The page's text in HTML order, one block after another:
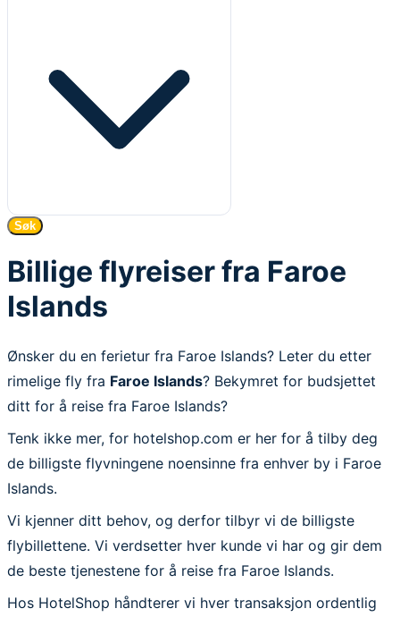
Søk
Billige flyreiser fra Faroe
Islands
Ønsker du en ferietur fra Faroe Islands? Leter du etter
rimelige fly fra Faroe Islands? Bekymret for budsjettet
ditt for å reise fra Faroe Islands?
Tenk ikke mer, for hotelshop.com er her for å tilby deg
de billigste flyvningene noensinne fra enhver by i Faroe
Islands.
Vi kjenner ditt behov, og derfor tilbyr vi de billigste
flybillettene. Vi verdsetter hver kunde vi har og gir dem
de beste tjenestene for å reise fra Faroe Islands.
Hos HotelShop håndterer vi hver transaksjon ordentlig